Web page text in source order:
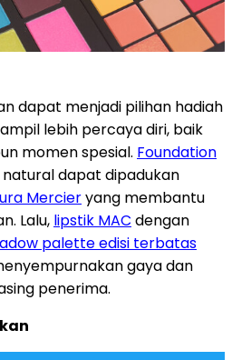
dapat menjadi pilihan hadiah
lebih percaya diri, baik
momen spesial. Foundation
dapat dipadukan
Mercieryang membantu
Lalu, lipstik MAC dengan
palette edisi terbatas
gaya dan
penerima.